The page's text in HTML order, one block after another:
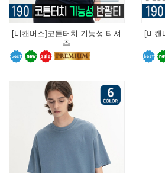
[비캔버스]코튼터치 기능성 티셔
츠
[비캔